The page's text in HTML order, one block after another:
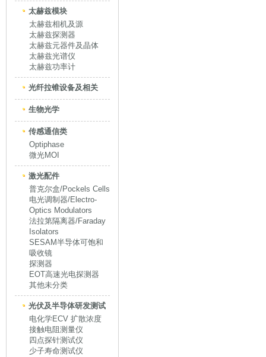
太赫兹模块
太赫兹相机及源
太赫兹探测器
太赫兹元器件及晶体
太赫兹光谱仪
太赫兹功率计
光纤拉锥设备及相关
生物光学
传感通信类
Optiphase
微光MOI
激光配件
普克尔盒/Pockels Cells
电光调制器/Electro-
Optics Modulators
法拉第隔离器/Faraday
Isolators
SESAM半导体可饱和
吸收镜
探测器
EOT高速光电探测器
其他未分类
光伏及半导体研发测试
电化学ECV 扩散浓度
接触电阻测量仪
四点探针测试仪
少子寿命测试仪